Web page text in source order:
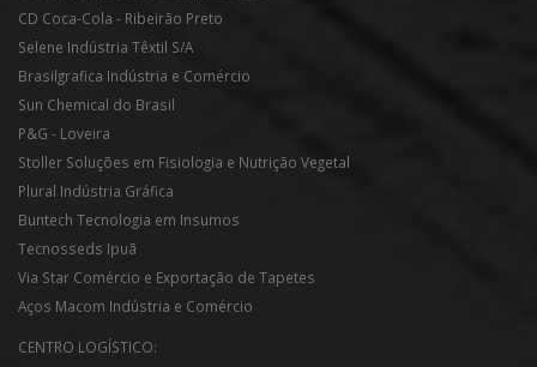
CD Coca-Cola - Ribeirão Preto
Selene Indústria Têxtil S/A
Brasilgrafica Indústria e Comércio
Sun Chemical do Brasil
P&G - Loveira
Stoller Soluções em Fisiologia e Nutrição Vegetal
Plural Indústria Gráfica
Buntech Tecnologia em Insumos
Tecnosseds Ipuã
Via Star Comércio e Exportação de Tapetes
Aços Macom Indústria e Comércio
CENTRO LOGÍSTICO: